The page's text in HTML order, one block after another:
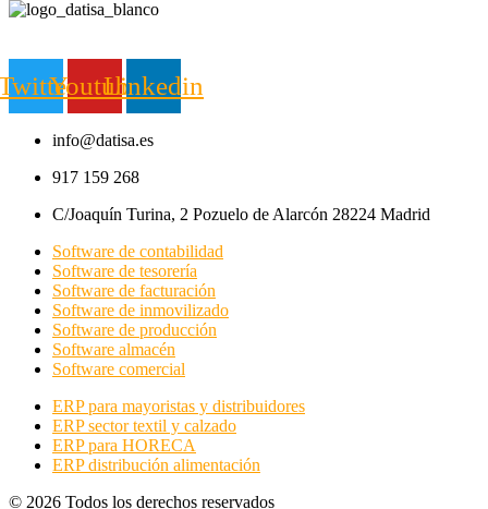
YoutubeLinkedin
info@datisa.es
917 159 268
C/Joaquín Turina, 2 Pozuelo de Alarcón 28224 Madrid
Software de contabilidad
Software de tesorería
Software de facturación
Software de inmovilizado
Software de producción
Software almacén
Software comercial
ERP para mayoristas y distribuidores
ERP sector textil y calzado
ERP para HORECA
ERP distribución alimentación
© 2026 Todos los derechos reservados